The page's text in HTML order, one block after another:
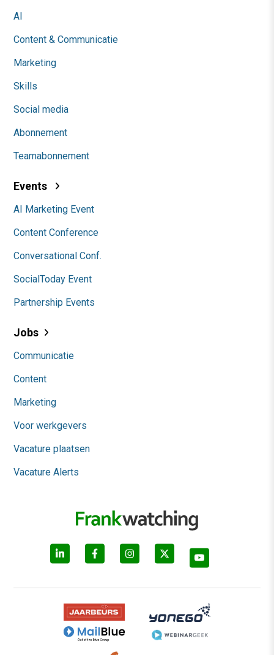
AI
Content & Communicatie
Marketing
Skills
Social media
Abonnement
Teamabonnement
Events
AI Marketing Event
Content Conference
Conversational Conf.
SocialToday Event
Partnership Events
Jobs
Communicatie
Content
Marketing
Voor werkgevers
Vacature plaatsen
Vacature Alerts